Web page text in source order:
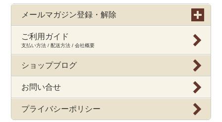
メールマガジン登録・解除
ご利用ガイド
支払い方法 / 配送方法 / 会社概要
ショップブログ
お問い合せ
プライバシーポリシー